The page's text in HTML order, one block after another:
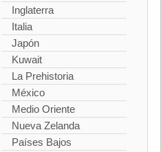
Inglaterra
Italia
Japón
Kuwait
La Prehistoria
México
Medio Oriente
Nueva Zelanda
Países Bajos